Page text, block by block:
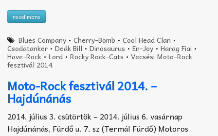
read more
Blues Company •Cherry-Bomb •Cool Head Clan •
Csodatanker • Deák Bill • Dinosaurus • En-Joy • Harag Fiai •
Have-Rock • Lord • Rocky Rock-Cats • Vecsési Moto-Rock
fesztivál 2014.
Moto-Rock fesztivál 2014. –
Hajdúnánás
2014. július 3. csütörtök – 2014. július 6. vasárnap
Hajdúnánás, Fürdő u. 7. sz (Termál Fürdő) Motoros